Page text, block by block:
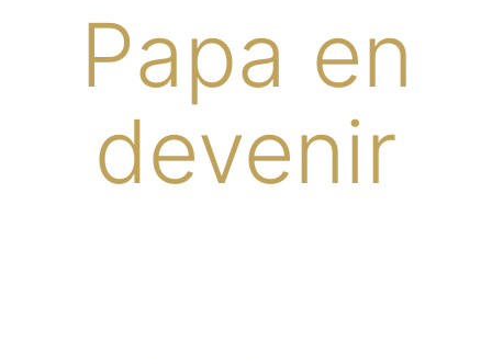
Papa en
devenir